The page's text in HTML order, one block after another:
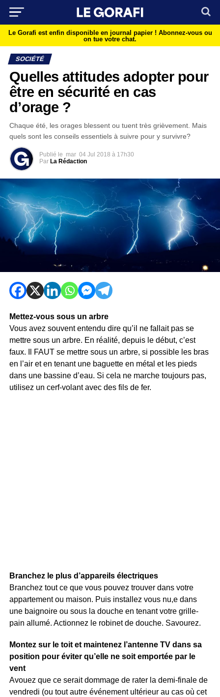
Le Gorafi est enfin disponible en journal papier ! Abonnez-vous ou
on tue votre chat.
SOCIÉTÉ
Quelles attitudes adopter pour
être en sécurité en cas
d’orage ?
Chaque été, les orages blessent ou tuent très grièvement. Mais
quels sont les conseils essentiels à suivre pour y survivre?
Publié le mar 04 Jul 2018 à 17h30
Par La Rédaction
Mettez-vous sous un arbre
Vous avez souvent entendu dire qu’il ne fallait pas se
mettre sous un arbre. En réalité, depuis le début, c’est
faux. Il FAUT se mettre sous un arbre, si possible les bras
en l’air et en tenant une baguette en métal et les pieds
dans une bassine d’eau. Si cela ne marche toujours pas,
utilisez un cerf-volant avec des fils de fer.
Branchez le plus d’appareils électriques
Branchez tout ce que vous pouvez trouver dans votre
appartement ou maison. Puis installez vous nu,e dans
une baignoire ou sous la douche en tenant votre grille-
pain allumé. Actionnez le robinet de douche. Savourez.
Montez sur le toit et maintenez l’antenne TV dans sa
position pour éviter qu’elle ne soit emportée par le
vent
Avouez que ce serait dommage de rater la demi-finale de
vendredi (ou tout autre événement ultérieur au cas où cet